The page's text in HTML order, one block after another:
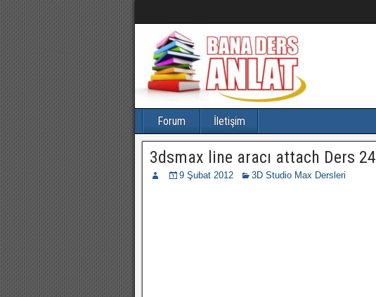
Forum İletişim
3dsmax line aracı attach Ders 24
9 Şubat 2012 3D Studio Max Dersleri